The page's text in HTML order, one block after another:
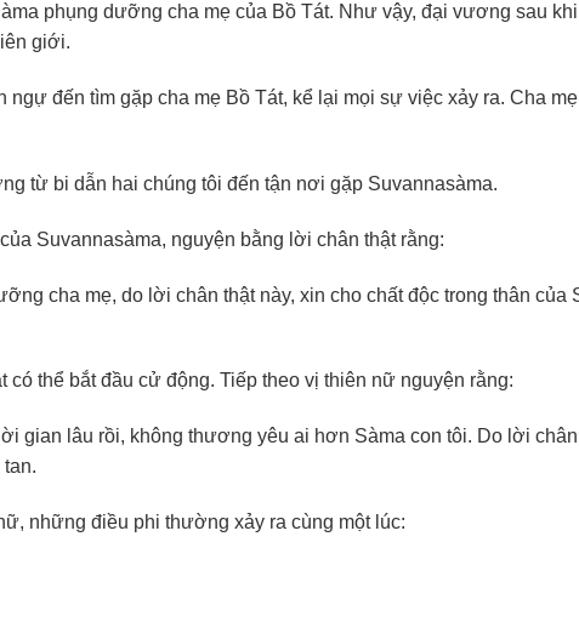
phụng dưỡng cha mẹ của Bồ Tát. Như vậy, đại vương sau
giới.
đến tìm gặp cha mẹ Bồ Tát, kể lại mọi sự việc xảy ra. Cha
từ bi dẫn hai chúng tôi đến tận nơi gặp Suvannasàma.
Suvannasàma, nguyện bằng lời chân thật rằng:
cha mẹ, do lời chân thật này, xin cho chất độc trong thân của
có thể bắt đầu cử động. Tiếp theo vị thiên nữ nguyện rằng:
gian lâu rồi, không thương yêu ai hơn Sàma con tôi. Do lời chân
những điều phi thường xảy ra cùng một lúc: